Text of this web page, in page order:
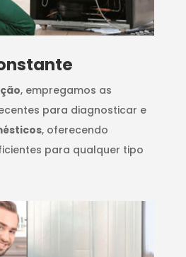
, empregamos as
para diagnosticar e
, oferecendo
para qualquer tipo